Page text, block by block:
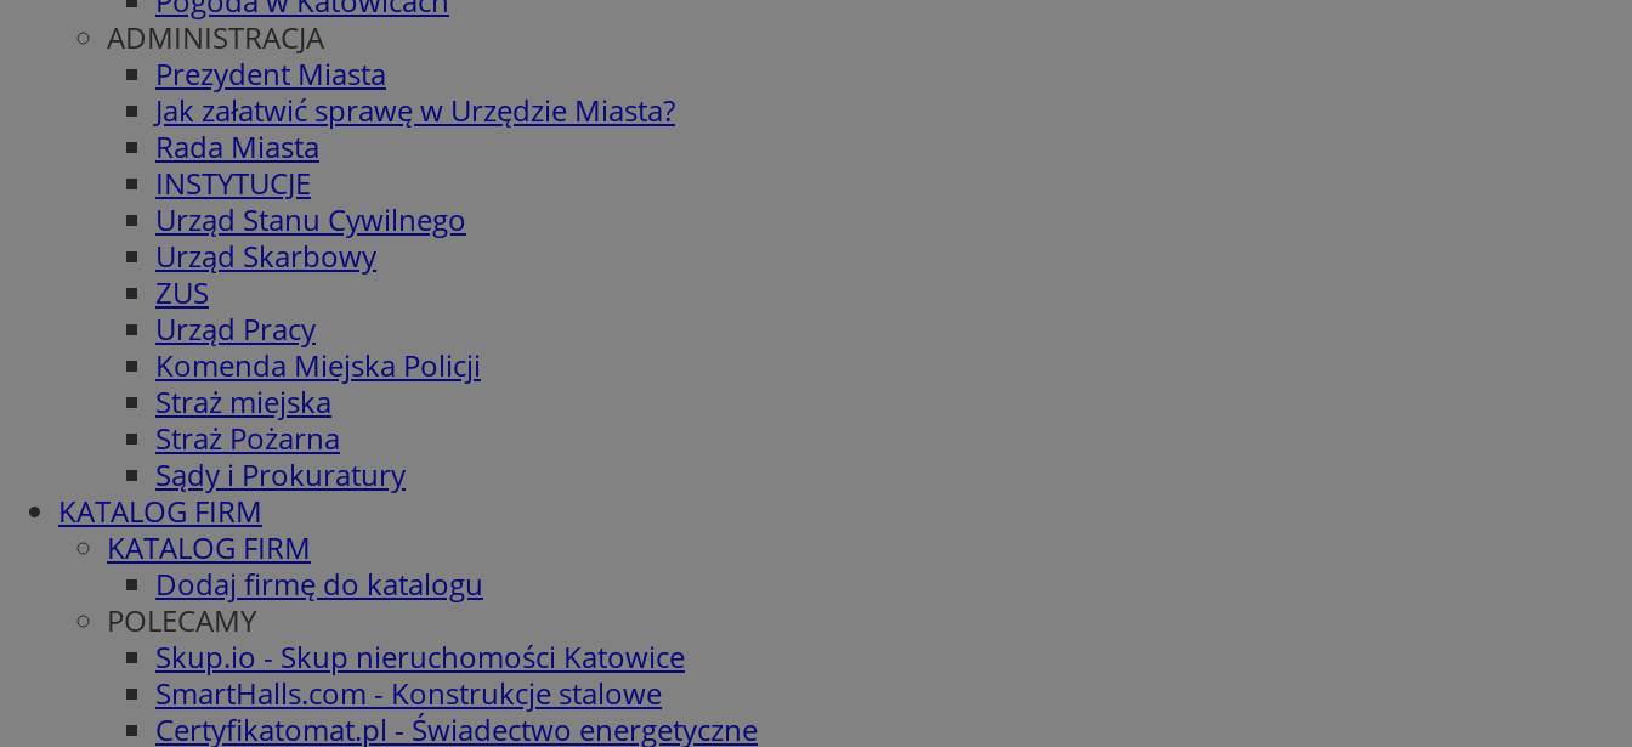
ADMINISTRACJA
Prezydent Miasta
Jak załatwić sprawę w Urzędzie Miasta?
Rada Miasta
INSTYTUCJE
Urząd Stanu Cywilnego
Urząd Skarbowy
ZUS
Urząd Pracy
Komenda Miejska Policji
Straż miejska
Straż Pożarna
Sądy i Prokuratury
KATALOG FIRM
KATALOG FIRM
Dodaj firmę do katalogu
POLECAMY
Skup.io - Skup nieruchomości Katowice
SmartHalls.com - Konstrukcje stalowe
Certyfikatomat.pl - Świadectwo energetyczne